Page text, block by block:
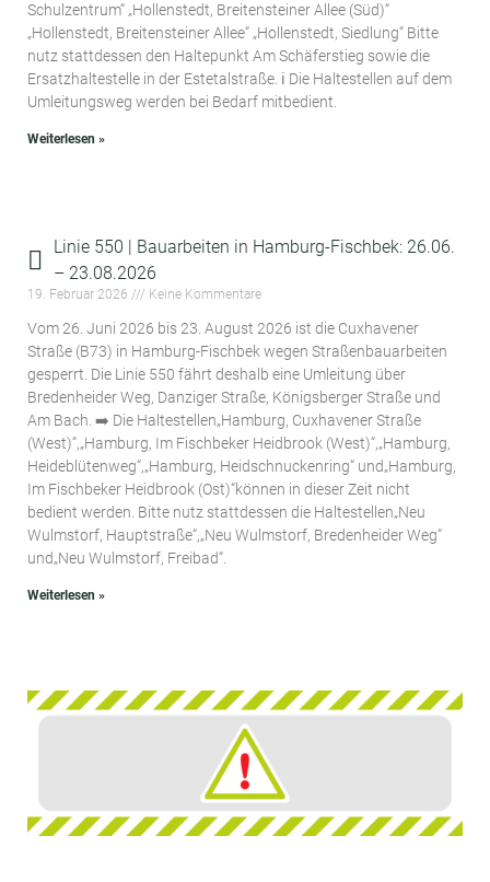
Schulzentrum“ „Hollenstedt, Breitensteiner Allee (Süd)“
„Hollenstedt, Breitensteiner Allee“ „Hollenstedt, Siedlung“ Bitte
nutz stattdessen den Haltepunkt Am Schäferstieg sowie die
Ersatzhaltestelle in der Estetalstraße. ℹ️ Die Haltestellen auf dem
Umleitungsweg werden bei Bedarf mitbedient.
Weiterlesen »
Linie 550 | Bauarbeiten in Hamburg-Fischbek: 26.06.
– 23.08.2026
19. Februar 2026 Keine Kommentare
Vom 26. Juni 2026 bis 23. August 2026 ist die Cuxhavener
Straße (B73) in Hamburg-Fischbek wegen Straßenbauarbeiten
gesperrt. Die Linie 550 fährt deshalb eine Umleitung über
Bredenheider Weg, Danziger Straße, Königsberger Straße und
Am Bach. ➡️ Die Haltestellen„Hamburg, Cuxhavener Straße
(West)“,„Hamburg, Im Fischbeker Heidbrook (West)“,„Hamburg,
Heideblütenweg“,„Hamburg, Heidschnuckenring“ und„Hamburg,
Im Fischbeker Heidbrook (Ost)“können in dieser Zeit nicht
bedient werden. Bitte nutz stattdessen die Haltestellen„Neu
Wulmstorf, Hauptstraße“,„Neu Wulmstorf, Bredenheider Weg“
und„Neu Wulmstorf, Freibad“.
Weiterlesen »